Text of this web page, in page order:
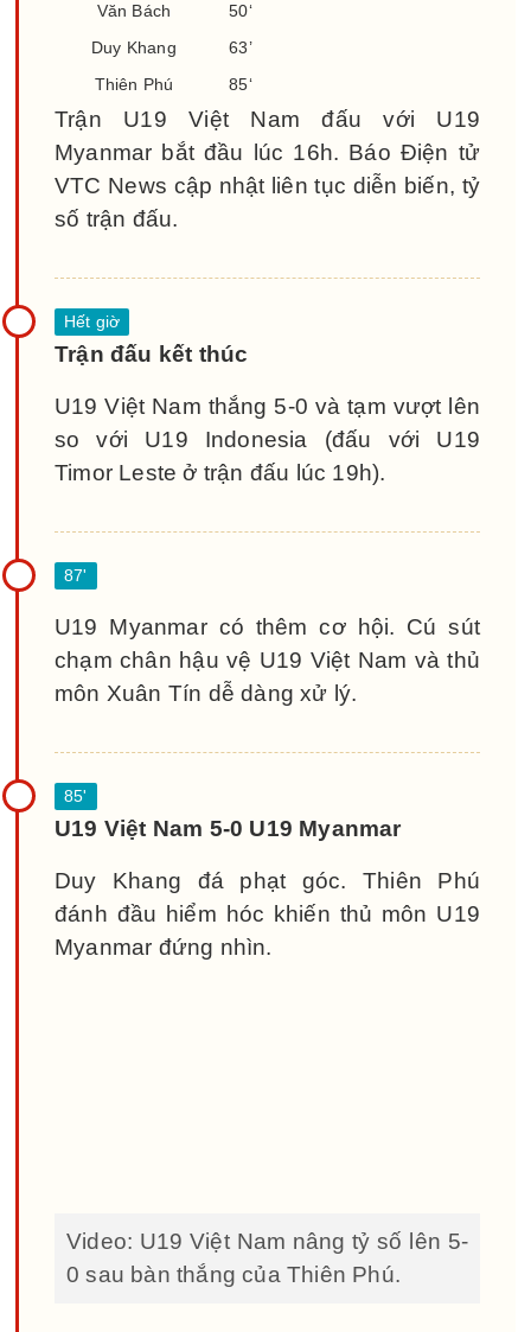
Văn Bách
50‘
Duy Khang
63’
Thiên Phú
85‘
Trận U19 Việt Nam đấu với U19
Myanmar bắt đầu lúc 16h. Báo Điện tử
VTC News cập nhật liên tục diễn biến, tỷ
số trận đấu.
Trận đấu kết thúc
U19 Việt Nam thắng 5-0 và tạm vượt lên
so với U19 Indonesia (đấu với U19
Timor Leste ở trận đấu lúc 19h).
U19 Myanmar có thêm cơ hội. Cú sút
chạm chân hậu vệ U19 Việt Nam và thủ
môn Xuân Tín dễ dàng xử lý.
U19 Việt Nam 5-0 U19 Myanmar
Duy Khang đá phạt góc. Thiên Phú
đánh đầu hiểm hóc khiến thủ môn U19
Myanmar đứng nhìn.
Video: U19 Việt Nam nâng tỷ số lên 5-
0 sau bàn thắng của Thiên Phú.